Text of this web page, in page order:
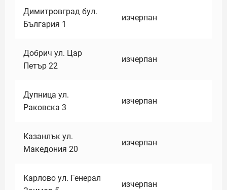
Димитровград бул.
България 1
изчерпан
Добрич ул. Цар
Петър 22
изчерпан
Дупница ул.
Раковска 3
изчерпан
Казанлък ул.
Македония 20
изчерпан
Карлово ул. Генерал
изчерпан